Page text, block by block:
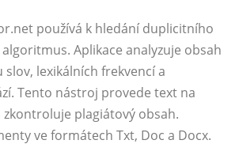
používá k hledání duplicitního
Aplikace analyzuje obsah
slov, lexikálních frekvencí a
Tento nástroj provede text na
plagiátový obsah.
ve formátech Txt, Doc a Docx.